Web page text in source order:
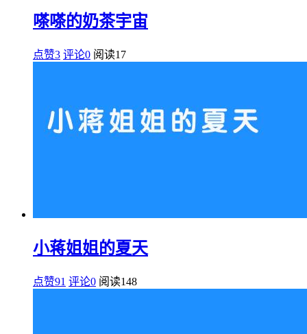
嗏嗏的奶茶宇宙
点赞3 评论0 阅读17
小蒋姐姐的夏天
点赞91 评论0 阅读148